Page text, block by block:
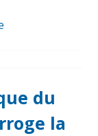
du
la